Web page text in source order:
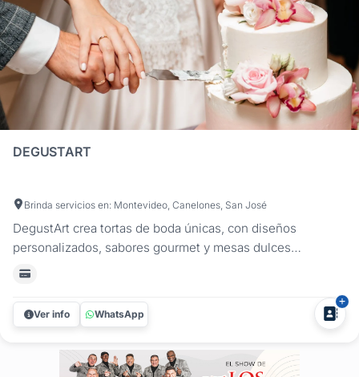
DEGUSTART
Brinda servicios en: Montevideo, Canelones, San José
DegustArt crea tortas de boda únicas, con diseños
personalizados, sabores gourmet y mesas dulces
temáticas. También ofrecemos organización integral de
¡Consultanos para hacer tu casamiento inolvidable! La torta
de tu boda, tan especial...
Ver info WhatsApp